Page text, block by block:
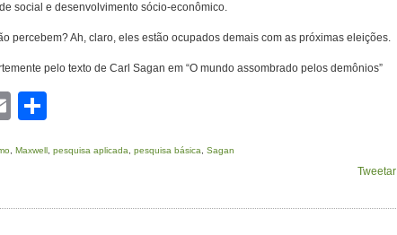
social e desenvolvimento sócio-econômico.
percebem? Ah, claro, eles estão ocupados demais com as próximas eleições.
pelo texto de Carl Sagan em “O mundo assombrado pelos demônios”
Email
Maxwell pesquisa aplicada pesquisa básica Sagan
Tweetar